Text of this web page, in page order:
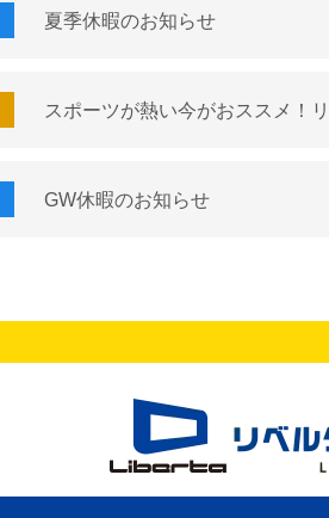
夏季休暇のお知らせ
スポーツが熱い今がおススメ！
GW休暇のお知らせ